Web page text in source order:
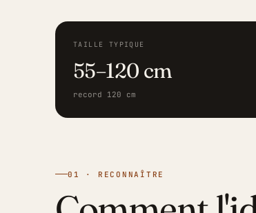
TAILLE TYPIQUE
55–120 cm
record 120 cm
01 · RECONNAÎTRE